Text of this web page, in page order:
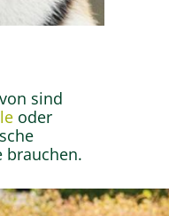
sind
oder
brauchen.